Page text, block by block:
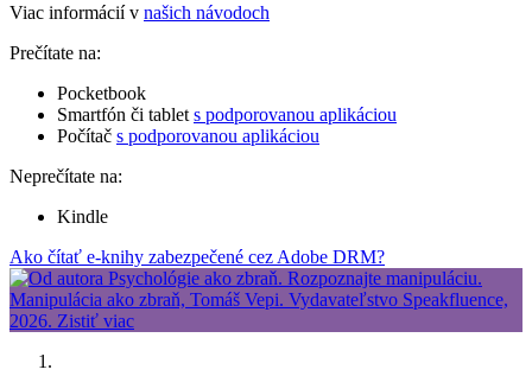
Viac informácií v našich návodoch
Prečítate na:
Pocketbook
Smartfón či tablet s podporovanou aplikáciou
Počítač s podporovanou aplikáciou
Neprečítate na:
Kindle
Ako čítať e-knihy zabezpečené cez Adobe DRM?